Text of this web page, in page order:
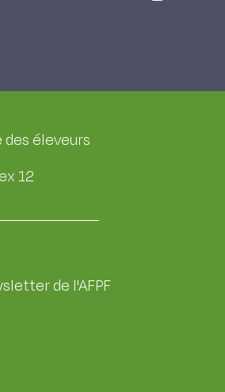
éleveurs
12
de l'AFPF